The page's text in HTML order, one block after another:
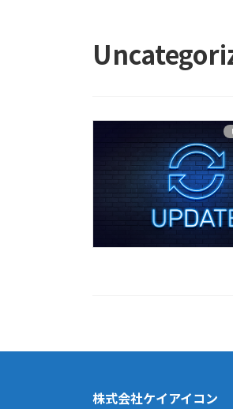
株式会社ケイアイコン